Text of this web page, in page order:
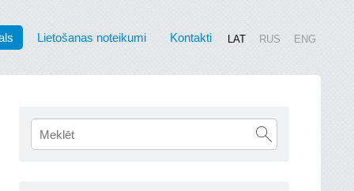
Lietošanas noteikumi Kontakti LAT RUS ENG